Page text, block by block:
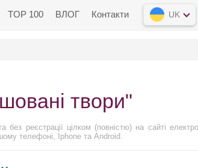
TOP 100 ВЛОГ Контакти UK
твори"
реєстрації цілком (повністю) на сайті
телефоні, Iphone та Android.